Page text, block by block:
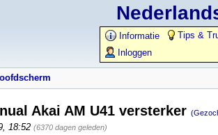
Informatie
Tips &
Inloggen
Akai AM U41 versterker
18:52 (6370 dagen geleden)